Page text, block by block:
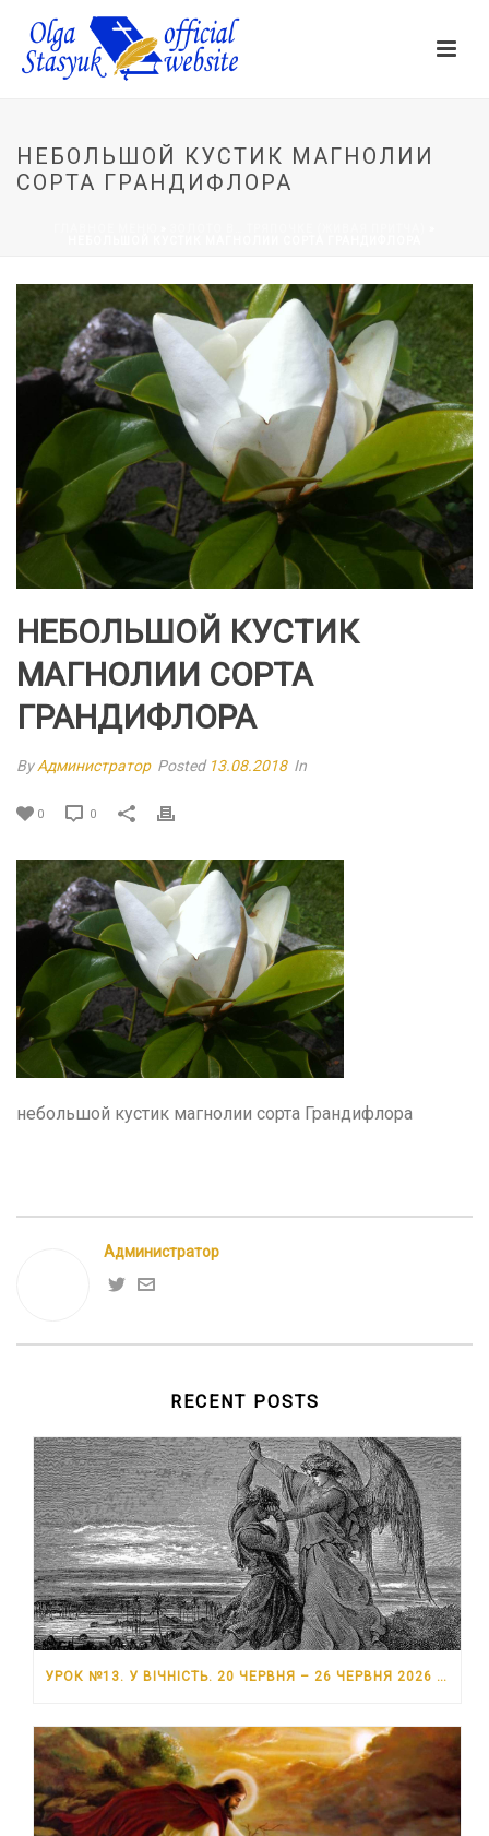
НЕБОЛЬШОЙ КУСТИК МАГНОЛИИ
СОРТА ГРАНДИФЛОРА
НЕБОЛЬШОЙ КУСТИК
МАГНОЛИИ СОРТА
ГРАНДИФЛОРА
ByАдминистратор Posted 13.08.2018 In
0 0
небольшой кустик магнолии сорта Грандифлора
Администратор
RECENT POSTS
УРОК №13. У ВІЧНІСТЬ. 20 ЧЕРВНЯ – 26 ЧЕРВНЯ 2026 РОКУ